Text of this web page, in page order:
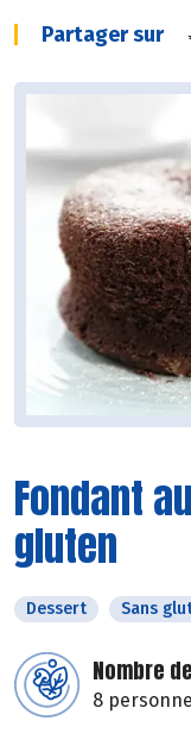
Partager sur
Fondant
gluten
Dessert Sans
Nombre
8